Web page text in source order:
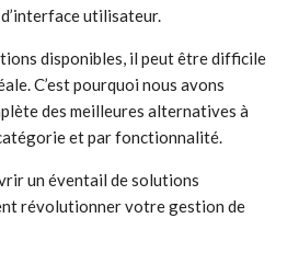
utilisateur.
disponibles, il peut être difficile
C’est pourquoi nous avons
des meilleures alternatives à
et par fonctionnalité.
un éventail de solutions
révolutionner votre gestion de